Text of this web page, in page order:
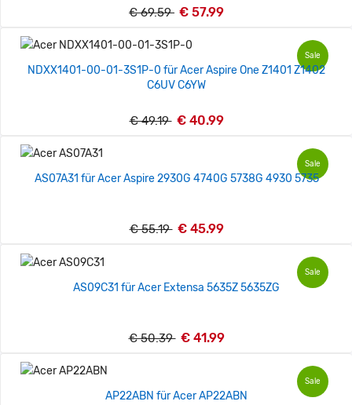
€ 69.59 € 57.99
Sale
NDXX1401-00-01-3S1P-0 für Acer Aspire One Z1401 Z1402
C6UV C6YW
€ 49.19 € 40.99
Sale
AS07A31 für Acer Aspire 2930G 4740G 5738G 4930 5735
€ 55.19 € 45.99
Sale
AS09C31 für Acer Extensa 5635Z 5635ZG
€ 50.39 € 41.99
Sale
AP22ABN für Acer AP22ABN